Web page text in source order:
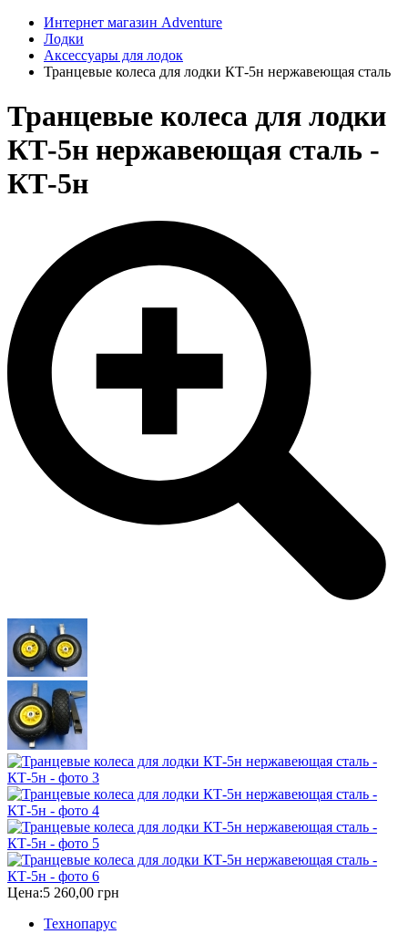
Интернет магазин Adventure
Лодки
Аксессуары для лодок
Транцевые колеса для лодки КТ-5н нержавеющая сталь
Транцевые колеса для лодки
КТ-5н нержавеющая сталь -
КТ-5н
Цена:5 260,00 грн
Технопарус